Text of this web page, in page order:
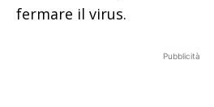
fermare il virus.
Pubblicità